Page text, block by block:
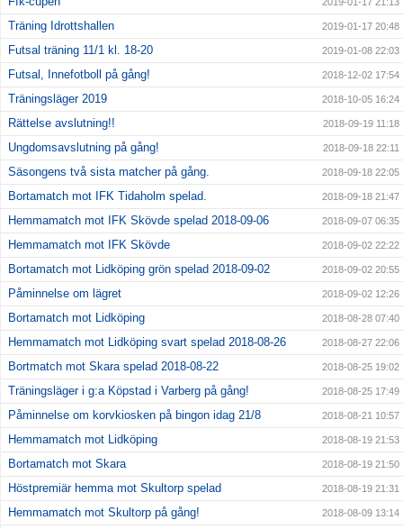
2019-01-17 21:13
Träning Idrottshallen 2019-01-17 20:48
Futsal träning 11/1 kl. 18-20 2019-01-08 22:03
Futsal, Innefotboll på gång! 2018-12-02 17:54
Träningsläger 2019 2018-10-05 16:24
Rättelse avslutning!! 2018-09-19 11:18
Ungdomsavslutning på gång! 2018-09-18 22:11
Säsongens två sista matcher på gång. 2018-09-18 22:05
Bortamatch mot IFK Tidaholm spelad. 2018-09-18 21:47
Hemmamatch mot IFK Skövde spelad 2018-09-06 2018-09-07 06:35
Hemmamatch mot IFK Skövde 2018-09-02 22:22
Bortamatch mot Lidköping grön spelad 2018-09-02 2018-09-02 20:55
Påminnelse om lägret 2018-09-02 12:26
Bortamatch mot Lidköping 2018-08-28 07:40
Hemmamatch mot Lidköping svart spelad 2018-08-26 2018-08-27 22:06
Bortmatch mot Skara spelad 2018-08-22 2018-08-25 19:02
Träningsläger i g:a Köpstad i Varberg på gång! 2018-08-25 17:49
Påminnelse om korvkiosken på bingon idag 21/8 2018-08-21 10:57
Hemmamatch mot Lidköping 2018-08-19 21:53
Bortamatch mot Skara 2018-08-19 21:50
Höstpremiär hemma mot Skultorp spelad 2018-08-19 21:31
Hemmamatch mot Skultorp på gång! 2018-08-09 13:14